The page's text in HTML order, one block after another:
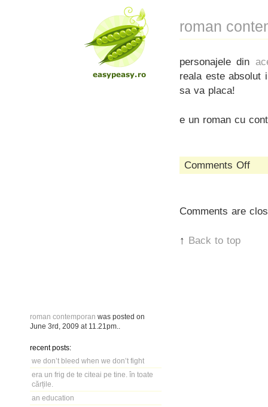
roman contemporan was posted on
June 3rd, 2009 at 11.21pm
recent posts:
we don’t bleed when we don’t fight
era un frig de te citeai pe tine. în toate
cărțile.
an education
roman
personajele din
reala este absolut
sa va placa!
e un roman cu
Comments Offon
Comments are
↑ Back to top